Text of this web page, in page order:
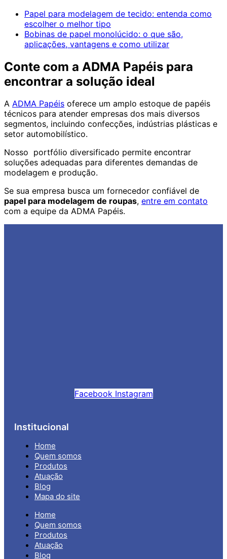
Papel para modelagem de tecido: entenda como
escolher o melhor tipo
Bobinas de papel monolúcido: o que são,
aplicações, vantagens e como utilizar
Conte com a ADMA Papéis para
encontrar a solução ideal
A ADMA Papéis oferece um amplo estoque de papéis
técnicos para atender empresas dos mais diversos
segmentos, incluindo confecções, indústrias plásticas e
setor automobilístico.
Nosso portfólio diversificado permite encontrar
soluções adequadas para diferentes demandas de
modelagem e produção.
Se sua empresa busca um fornecedor confiável de
papel para modelagem de roupas, entre em contato
com a equipe da ADMA Papéis.
Facebook Instagram
Institucional
Home
Quem somos
Produtos
Atuação
Blog
Mapa do site
Home
Quem somos
Produtos
Atuação
Blog